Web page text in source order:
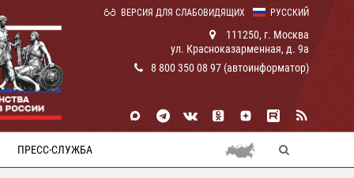
РУССКИЙ
ВЕРСИЯ ДЛЯ СЛАБОВИДЯЩИХ
111250, г. Москва
ул. Красноказарменная, д. 9а
8 800 350 08 97 (автоинформатор)
ПРЕСС-СЛУЖБА